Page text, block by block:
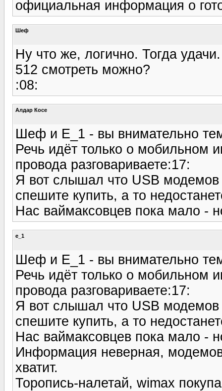
официальная информация о
Шеф
Ну что же, логично. Тогда
512 смотреть можно?
:08:
Алдар Косе
Шеф и E_1 - вы внимательно
Речь идёт только о мобильном
провода разговариваете:17:
Я вот слышал что USB модемов
спешите купить, а то
Нас ваймаксовцев пока мало -
e_1
Шеф и E_1 - вы внимательно
Речь идёт только о мобильном
провода разговариваете:17:
Я вот слышал что USB модемов
спешите купить, а то
Нас ваймаксовцев пока мало -
Информация неверная,
хватит.
Торопись-налетай, wimax